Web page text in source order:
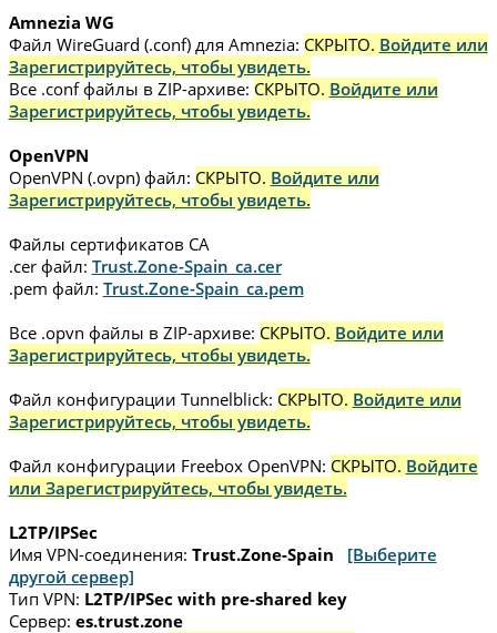
Amnezia WG
Файл WireGuard (.conf) для Amnezia: СКРЫТО. Войдите или
Зарегистрируйтесь, чтобы увидеть.
Все .conf файлы в ZIP-архиве: СКРЫТО. Войдите или
Зарегистрируйтесь, чтобы увидеть.
OpenVPN
OpenVPN (.ovpn) файл: СКРЫТО. Войдите или
Зарегистрируйтесь, чтобы увидеть.
Файлы сертификатов CA
.cer файл: Trust.Zone-Spain_ca.cer
.pem файл: Trust.Zone-Spain_ca.pem
Все .opvn файлы в ZIP-архиве: СКРЫТО. Войдите или
Зарегистрируйтесь, чтобы увидеть.
Файл конфигурации Tunnelblick: СКРЫТО. Войдите или
Зарегистрируйтесь, чтобы увидеть.
Файл конфигурации Freebox OpenVPN: СКРЫТО. Войдите
или Зарегистрируйтесь, чтобы увидеть.
L2TP/IPSec
Имя VPN-соединения: Trust.Zone-Spain
[Выберите
другой сервер]
Тип VPN: L2TP/IPSec with pre-shared key
Сервер: es.trust.zone